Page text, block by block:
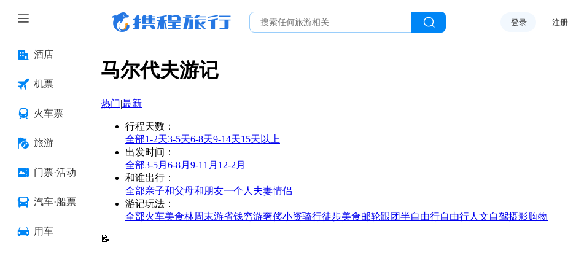
酒店
机票
火车票
旅游
门票·活动
汽车·船票
用车
登录 注册
马尔代夫游记
热门|最新
行程天数 ：
全部1-2天3-5天6-8天9-14天15天以上
出发时间 ：
全部3-5月 6-8月 9-11月 12-2月
和谁出行 ：
全部亲子和父母和朋友一个人 夫妻情侣
游记玩法 ：
全部火车美食林周末游省钱穷游奢侈小资骑行徒步美食邮轮跟团半自由行自由行人文自驾摄影购物
📝